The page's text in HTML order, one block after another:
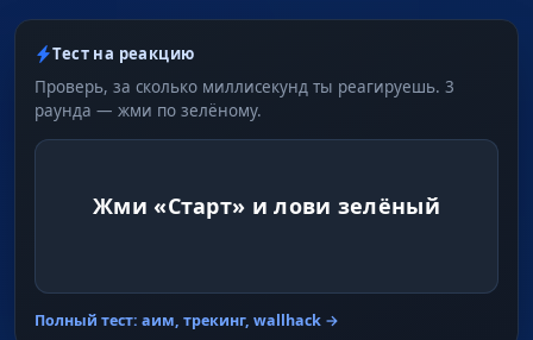
Тест на реакцию
Проверь, за сколько миллисекунд ты реагируешь. 3
раунда — жми по зелёному.
Жми «Старт» и лови зелёный
Полный тест: аим, трекинг, wallhack →